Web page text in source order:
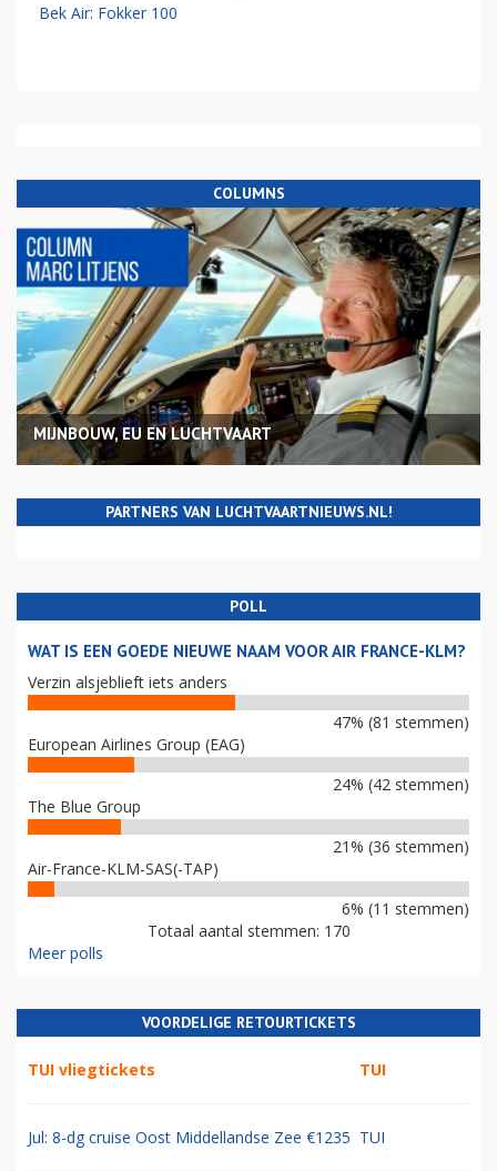
Bek Air: Fokker 100
COLUMNS
MIJNBOUW, EU EN LUCHTVAART
PARTNERS VAN LUCHTVAARTNIEUWS.NL!
POLL
WAT IS EEN GOEDE NIEUWE NAAM VOOR AIR FRANCE-KLM?
Verzin alsjeblieft iets anders
47% (81 stemmen)
European Airlines Group (EAG)
24% (42 stemmen)
The Blue Group
21% (36 stemmen)
Air-France-KLM-SAS(-TAP)
6% (11 stemmen)
Totaal aantal stemmen: 170
Meer polls
VOORDELIGE RETOURTICKETS
TUI vliegtickets TUI
Jul: 8-dg cruise Oost Middellandse Zee €1235 TUI